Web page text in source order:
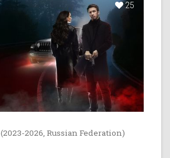
25
(2023-2026, Russian Federation)